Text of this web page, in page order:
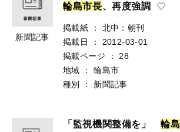
新聞記事
輪島市長、再度強調
掲載紙 ：
北中：朝刊
掲載日
：
2012-03-01
掲載ページ
：
28
地域
：
輪島市
種別
： 新聞記事
「監視機関整備を」輪島